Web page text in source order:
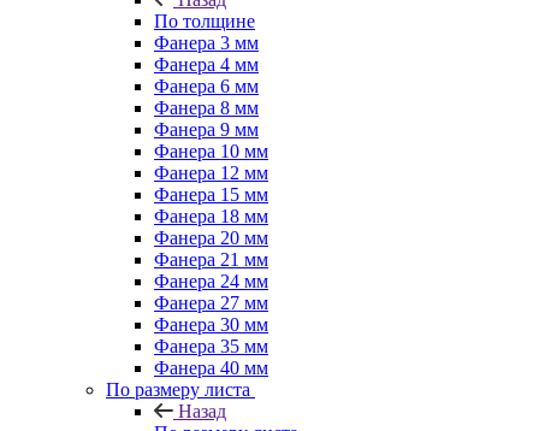
По толщине
Фанера 3 мм
Фанера 4 мм
Фанера 6 мм
Фанера 8 мм
Фанера 9 мм
Фанера 10 мм
Фанера 12 мм
Фанера 15 мм
Фанера 18 мм
Фанера 20 мм
Фанера 21 мм
Фанера 24 мм
Фанера 27 мм
Фанера 30 мм
Фанера 35 мм
Фанера 40 мм
По размеру листа
Назад